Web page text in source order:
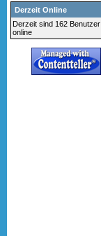
Derzeit Online
Derzeit sind 162 Benutzer
online